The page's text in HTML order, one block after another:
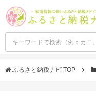
ふるさと納税ナビ TOP